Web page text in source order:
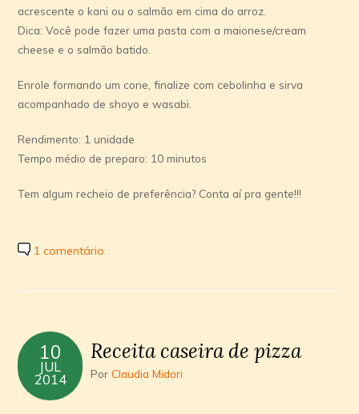
acrescente o kani ou o salmão em cima do arroz.
Dica: Você pode fazer uma pasta com a maionese/cream
cheese e o salmão batido.
Enrole formando um cone, finalize com cebolinha e sirva
acompanhado de shoyo e wasabi.
Rendimento: 1 unidade
Tempo médio de preparo: 10 minutos
Tem algum recheio de preferência? Conta aí pra gente!!!
1 comentário
10
JUL
2014
Receita caseira de pizza
PorClaudia Midori